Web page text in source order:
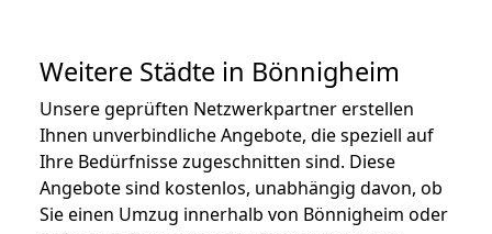
Weitere Städte in Bönnigheim
Unsere geprüften Netzwerkpartner erstellen
Ihnen unverbindliche Angebote, die speziell auf
Ihre Bedürfnisse zugeschnitten sind. Diese
Angebote sind kostenlos, unabhängig davon, ob
Sie einen Umzug innerhalb von Bönnigheim oder